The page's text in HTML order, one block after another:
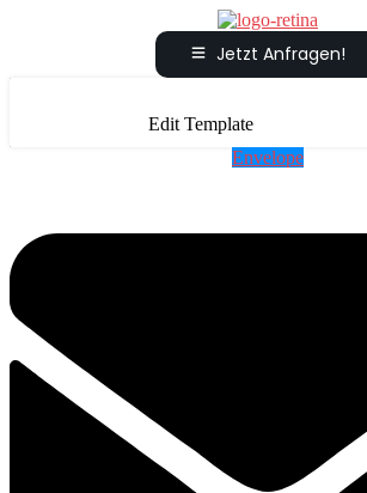
Jetzt Anfragen!
Edit Template
Envelope